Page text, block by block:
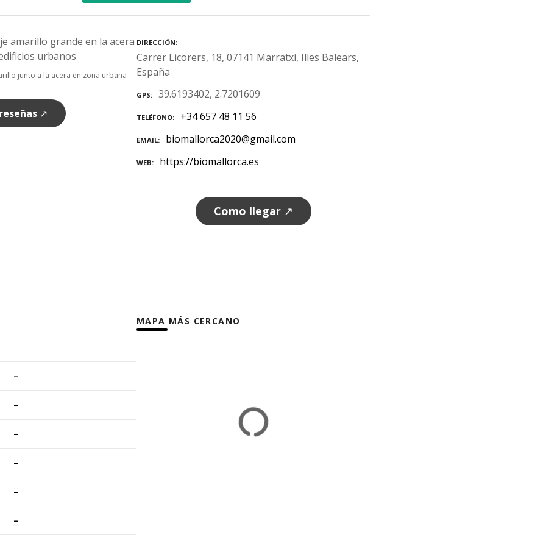
junto a la acera en zona urbana
↗
DIRECCIÓN
Carrer Licorers, 18, 07141 Marratxí, Illes Balears,
España
GPS 39.6193402, 2.7201609
TELÉFONO +34 657 48 11 56
EMAIL biomallorca2020@gmail.com
WEB https://biomallorca.es
Como llegar ↗
–
–
–
–
–
–
MAPA MÁS CERCANO